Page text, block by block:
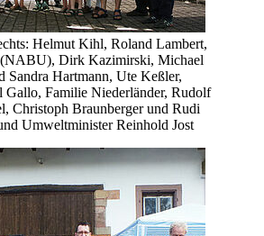
Helmut Kihl, Roland Lambert,
Dirk Kazimirski, Michael
Sandra Hartmann, Ute Keßler,
Gallo, Familie Niederländer, Rudolf
Christoph Braunberger und Rudi
Umweltminister Reinhold Jost